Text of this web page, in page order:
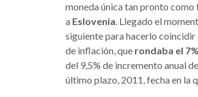
moneda única tan pronto como
a Eslovenia. Llegado el
siguiente para hacerlo coincidir
de inflación, que rondaba el 7%
del 9,5% de incremento anual
último plazo, 2011, fecha en la